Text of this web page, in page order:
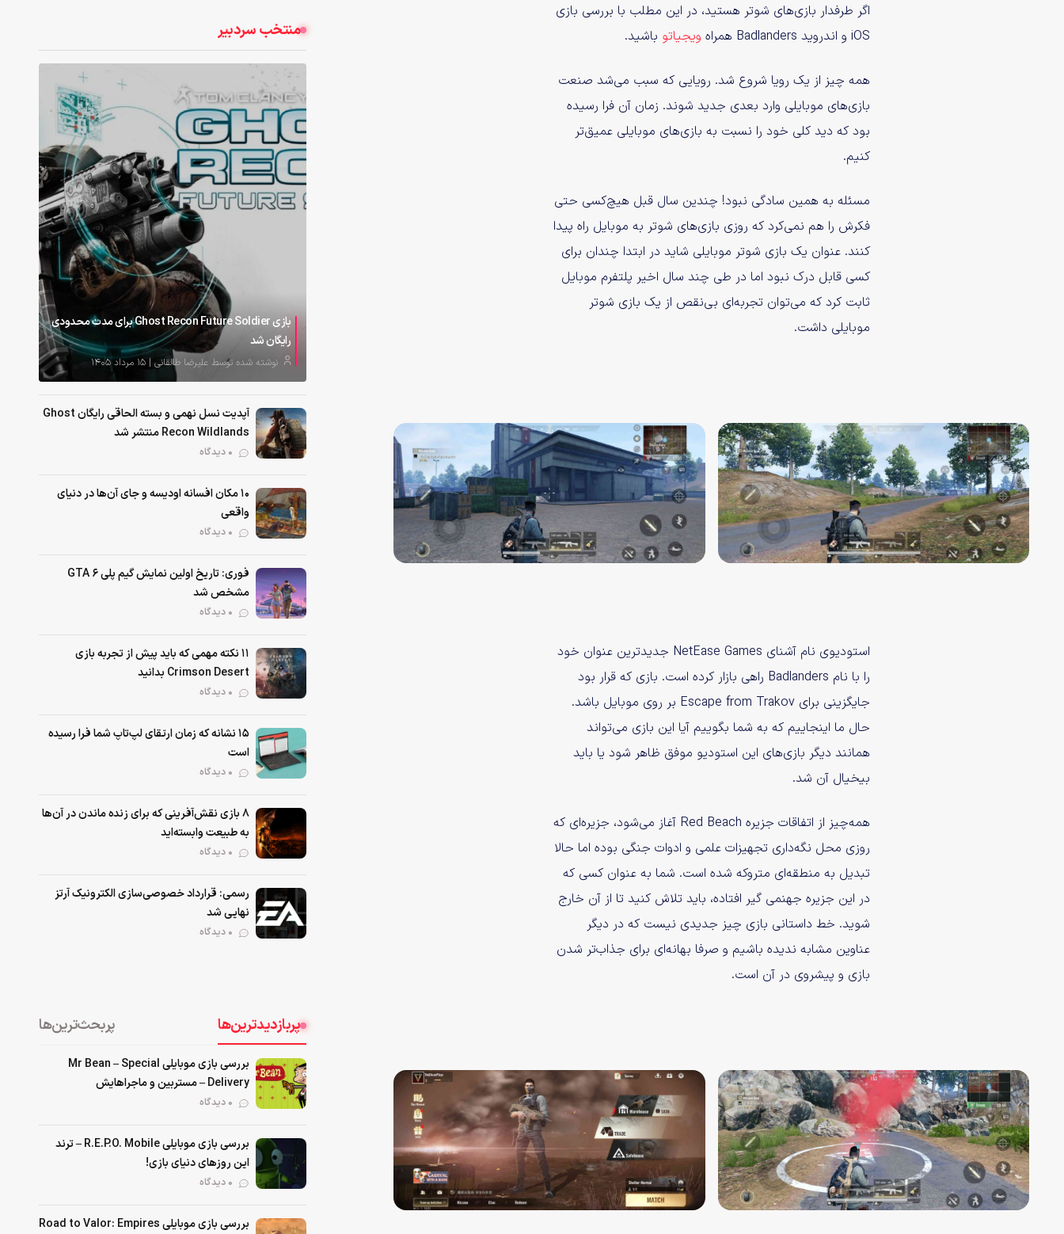
منتخب سردبیر
بازی Ghost Recon Future Soldier برای مدت محدودی
رایگان شد
نوشته شده توسط علیرضا طالقانی | ۱۵ مرداد ۱۴۰۵
آپدیت نسل نهمی و بسته الحاقی رایگان Ghost
Recon Wildlands منتشر شد
۱۰ مکان افسانه اودیسه و جای آن‌ها در دنیای
واقعی
فوری: تاریخ اولین نمایش گیم پلی GTA 6
مشخص شد
۱۱ نکته‌ مهمی که باید پیش از تجربه بازی
Crimson Desert بدانید
۱۵ نشانه که زمان ارتقای لپ‌تاپ شما فرا رسیده
است
۸ بازی نقش‌آفرینی که برای زنده ماندن در آن‌ها
به طبیعت وابسته‌اید
رسمی: قرارداد خصوصی‌سازی الکترونیک آرتز
نهایی شد
پربازدیدترین‌ها پربحث‌ترین‌ها
بررسی بازی موبایلی Mr Bean – Special
Delivery – مستربین و ماجراهایش
بررسی بازی موبایلی R.E.P.O. Mobile – ترند
این روزهای دنیای بازی!
بررسی بازی موبایلی Road to Valor: Empires
اگر طرفدار بازی‌های شوتر هستید، در این مطلب با بررسی بازی
iOS و اندروید Badlanders همراه
ویجیاتو باشید.
همه چیز از یک رویا شروع شد. رویایی که سبب می‌شد صنعت
بازی‌های موبایلی وارد بعدی جدید شوند. زمان آن فرا رسیده
بود که دید کلی خود را نسبت به بازی‌های موبایلی عمیق‌تر
کنیم.
مسئله به همین سادگی نبود! چندین سال قبل هیچ‌کسی حتی
فکرش را هم نمی‌کرد که روزی بازی‌های شوتر به موبایل راه پیدا
کنند. عنوان یک بازی شوتر موبایلی شاید در ابتدا چندان برای
کسی قابل درک نبود اما در طی چند سال اخیر پلتفرم موبایل
ثابت کرد که می‌توان تجربه‌ای بی‌نقص از یک بازی شوتر
موبایلی داشت.
استودیوی نام آشنای NetEase Games جدیدترین عنوان خود
را با نام Badlanders راهی بازار کرده است. بازی که قرار بود
جایگزینی برای Escape from Trakov بر روی موبایل باشد.
حال ما اینجاییم که به شما بگوییم آیا این بازی می‌تواند
همانند دیگر بازی‌های این استودیو موفق ظاهر شود یا باید
بیخیال آن شد.
همه‌چیز از اتفاقات جزیره Red Beach آغاز می‌شود، جزیره‌ای که
روزی محل نگه‌داری تجهیزات علمی و ادوات جنگی بوده اما حالا
تبدیل به منطقه‌ای متروکه شده است. شما به عنوان کسی که
در این جزیره جهنمی گیر افتاده، باید تلاش کنید تا از آن خارج
شوید. خط داستانی بازی چیز جدیدی نیست که در دیگر
عناوین مشابه ندیده باشیم و صرفا بهانه‌ای برای جذاب‌تر شدن
بازی و پیشروی در آن است.